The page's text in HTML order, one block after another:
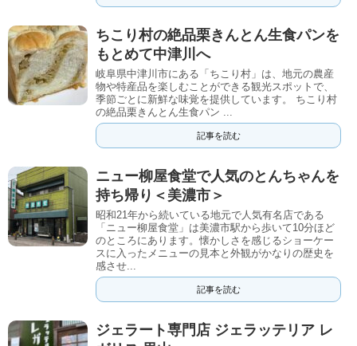
ちこり村の絶品栗きんとん生食パンを
もとめて中津川へ
岐阜県中津川市にある「ちこり村」は、地元の農産
物や特産品を楽しむことができる観光スポットで、
季節ごとに新鮮な味覚を提供しています。 ちこり村
の絶品栗きんとん生食パン ...
記事を読む
ニュー柳屋食堂で人気のとんちゃんを
持ち帰り＜美濃市＞
昭和21年から続いている地元で人気有名店である
「ニュー柳屋食堂」は美濃市駅から歩いて10分ほど
のところにあります。懐かしさを感じるショーケー
スに入ったメニューの見本と外観がかなりの歴史を
感させ...
記事を読む
ジェラート専門店 ジェラッテリア レ